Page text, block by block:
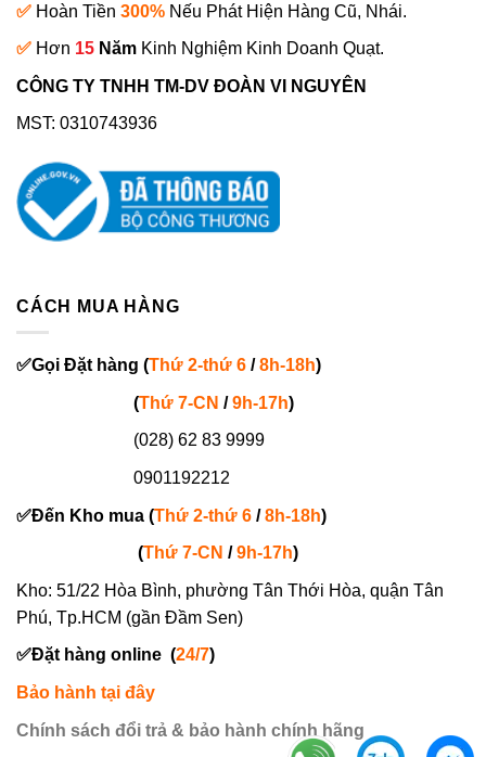
✅ Hoàn Tiền 300% Nếu Phát Hiện Hàng Cũ, Nhái.
✅ Hơn 15 Năm Kinh Nghiệm Kinh Doanh Quạt.
CÔNG TY TNHH TM-DV ĐOÀN VI NGUYÊN
MST: 0310743936
CÁCH MUA HÀNG
✅Gọi Đặt hàng (Thứ 2-thứ 6 /8h-18h)
(Thứ 7-CN /9h-17h)
(028) 62 83 9999
0901192212
✅Đến Kho mua (Thứ 2-thứ 6 /8h-18h)
(Thứ 7-CN /9h-17h)
Kho: 51/22 Hòa Bình, phường Tân Thới Hòa, quận Tân
Phú, Tp.HCM (gần Đầm Sen)
✅Đặt hàng online (24/7)
Bảo hành tại đây
Chính sách đổi trả & bảo hành chính hãng